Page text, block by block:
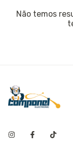
Não temos